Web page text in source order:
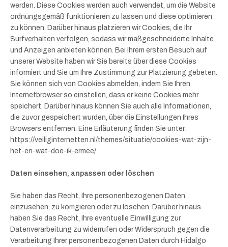
werden. Diese Cookies werden auch verwendet, um die Website
ordnungsgemäß funktionieren zu lassen und diese optimieren
zu können. Darüber hinaus platzieren wir Cookies, die Ihr
Surfverhalten verfolgen, sodass wir maßgeschneiderte Inhalte
und Anzeigen anbieten können. Bei Ihrem ersten Besuch auf
unserer Website haben wir Sie bereits über diese Cookies
informiert und Sie um Ihre Zustimmung zur Platzierung gebeten.
Sie können sich von Cookies abmelden, indem Sie Ihren
Internetbrowser so einstellen, dass er keine Cookies mehr
speichert. Darüber hinaus können Sie auch alle Informationen,
die zuvor gespeichert wurden, über die Einstellungen Ihres
Browsers entfernen. Eine Erläuterung finden Sie unter:
https://veiliginternetten.nl/themes/situatie/cookies-wat-zijn-
het-en-wat-doe-ik-ermee/
Daten einsehen, anpassen oder löschen
Sie haben das Recht, Ihre personenbezogenen Daten
einzusehen, zu korrigieren oder zu löschen. Darüber hinaus
haben Sie das Recht, Ihre eventuelle Einwilligung zur
Datenverarbeitung zu widerrufen oder Widerspruch gegen die
Verarbeitung Ihrer personenbezogenen Daten durch Hidalgo